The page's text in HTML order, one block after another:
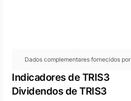
Dados complementares fornecidos por
Indicadores de TRIS3
Dividendos de TRIS3